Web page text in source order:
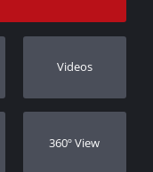
Videos
360º View